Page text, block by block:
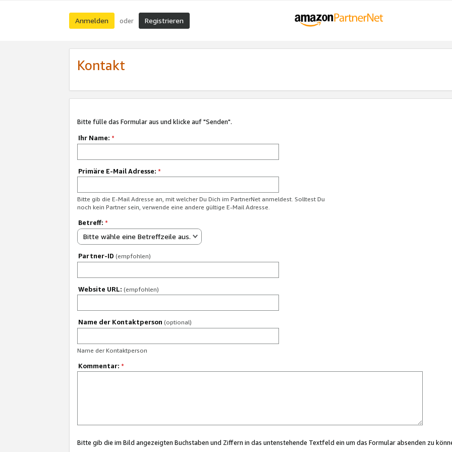
Anmelden oder Registrieren
Kontakt
Bitte fülle das Formular aus und klicke auf "Senden".
Ihr Name: *
Primäre E-Mail Adresse: *
Bitte gib die E-Mail Adresse an, mit welcher Du Dich im PartnerNet anmeldest. Solltest Du
noch kein Partner sein, verwende eine andere gültige E-Mail Adresse.
Betreff: *
Bitte wähle eine Betreffzeile aus.
Partner-ID (empfohlen)
Website URL: (empfohlen)
Name der Kontaktperson (optional)
Name der Kontaktperson
Kommentar: *
Bitte gib die im Bild angezeigten Buchstaben und Ziffern in das untenstehende Textfeld ein um das Formular absenden zu